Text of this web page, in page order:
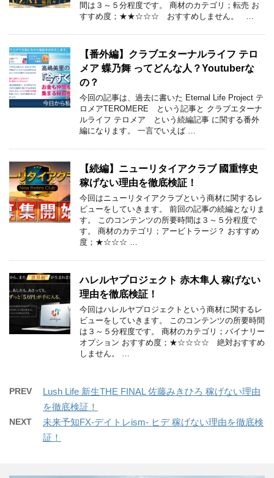
間は３～５分程度です。 商材のカテゴリ；転売 お
すすめ度；★★☆☆☆ おすすめしません。 …
【番外編】クラブエターナルライフ テロ
メア 蝶乃舞 ってどんな人？Youtuberな
の？
今回の記事は、過去に書いた Eternal Life Project テ
ロメアTEROMERE という記事と クラブエターナ
ルライフ テロメア という続編記事 に関する番外
編になります。 一言でいえば …
【続編】ニューリタイアクラブ 國重惇史
稼げない理由を徹底検証！
今回はニューリタイアクラブという商材に関するレ
ビューをしていきます。 前回の記事の続編となりま
す。 このコンテンツの所要時間は３～５分程度で
す。 商材のカテゴリ；アービトラージ？ おすすめ
度；★☆☆☆ …
ハレルヤプロジェクト 赤木隼人 稼げない
理由を徹底検証！
今回はハレルヤプロジェクトという商材に関するレ
ビューをしていきます。 このコンテンツの所要時間
は３～５分程度です。 商材のカテゴリ；バイナリー
オプション おすすめ度；★☆☆☆☆ 絶対おすすめ
しません。 …
PREV
Lush Life 新生THE FINAL 佐藤みきひろ 稼げない理由
を徹底検証！
NEXT
未来予知FX-デイトレism- ヒデ 稼げない理由を徹底検
証！